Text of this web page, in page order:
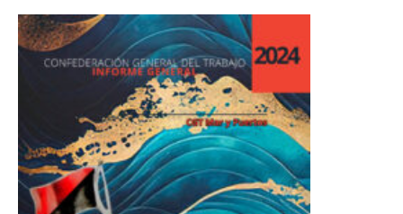
encubierta. En materia de
sanidad marítima, se
evidenció una vez más la falta
de personal médico y de
enfermería, consecuencia
directa de condiciones
laborales poco atractivas.
Como medida parcial, el ISM
ha puesto en marcha una
unidad móvil sanitaria, que